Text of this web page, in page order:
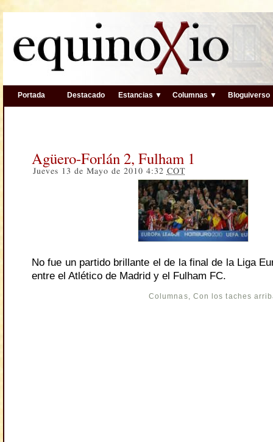
Portada Destacado Estancias ▼ Columnas ▼ Bloguiverso
Agüero-Forlán 2, Fulham 1
Jueves 13 de Mayo de 2010 4:32 COT
No fue un partido brillante el de la final de la Liga
entre el Atlético de Madrid y el Fulham FC.
Columnas, Con los taches